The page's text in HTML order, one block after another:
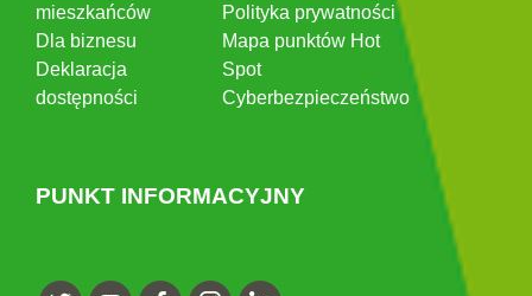
mieszkańców
Dla biznesu
Deklaracja
dostępności
Polityka prywatności
Mapa punktów Hot
Spot
Cyberbezpieczeństwo
PUNKT INFORMACYJNY